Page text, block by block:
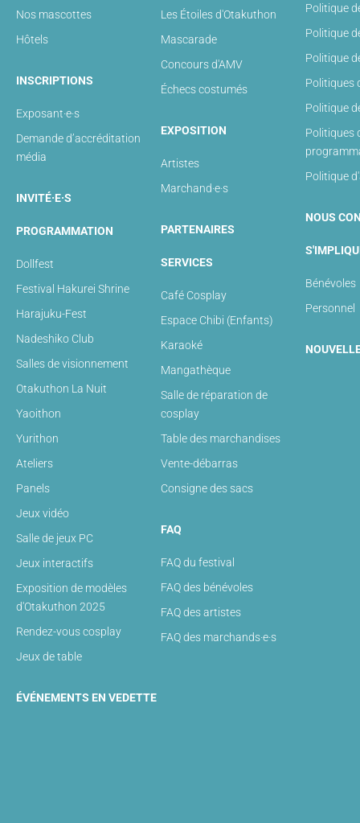
Nos mascottes
Hôtels
INSCRIPTIONS
Exposant·e·s
Demande d’accréditation
média
INVITÉ·E·S
PROGRAMMATION
Dollfest
Festival Hakurei Shrine
Harajuku-Fest
Nadeshiko Club
Salles de visionnement
Otakuthon La Nuit
Yaoithon
Yurithon
Ateliers
Panels
Jeux vidéo
Salle de jeux PC
Jeux interactifs
Exposition de modèles
d'Otakuthon 2025
Rendez-vous cosplay
Jeux de table
ÉVÉNEMENTS EN VEDETTE
Les Étoiles d'Otakuthon
Mascarade
Concours d'AMV
Échecs costumés
EXPOSITION
Artistes
Marchand·e·s
PARTENAIRES
SERVICES
Café Cosplay
Espace Chibi (Enfants)
Karaoké
Mangathèque
Salle de réparation de
cosplay
Table des marchandises
Vente-débarras
Consigne des sacs
FAQ
FAQ du festival
FAQ des bénévoles
FAQ des artistes
FAQ des marchands·e·s
Politique
Politique
Politique
Politiques
Politique
Politiques
Politique
NOUS
Bénévoles
Personnel